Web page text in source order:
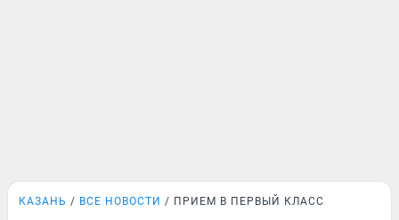
КАЗАНЬ ВСЕ НОВОСТИ ПРИЕМ В ПЕРВЫЙ КЛАСС